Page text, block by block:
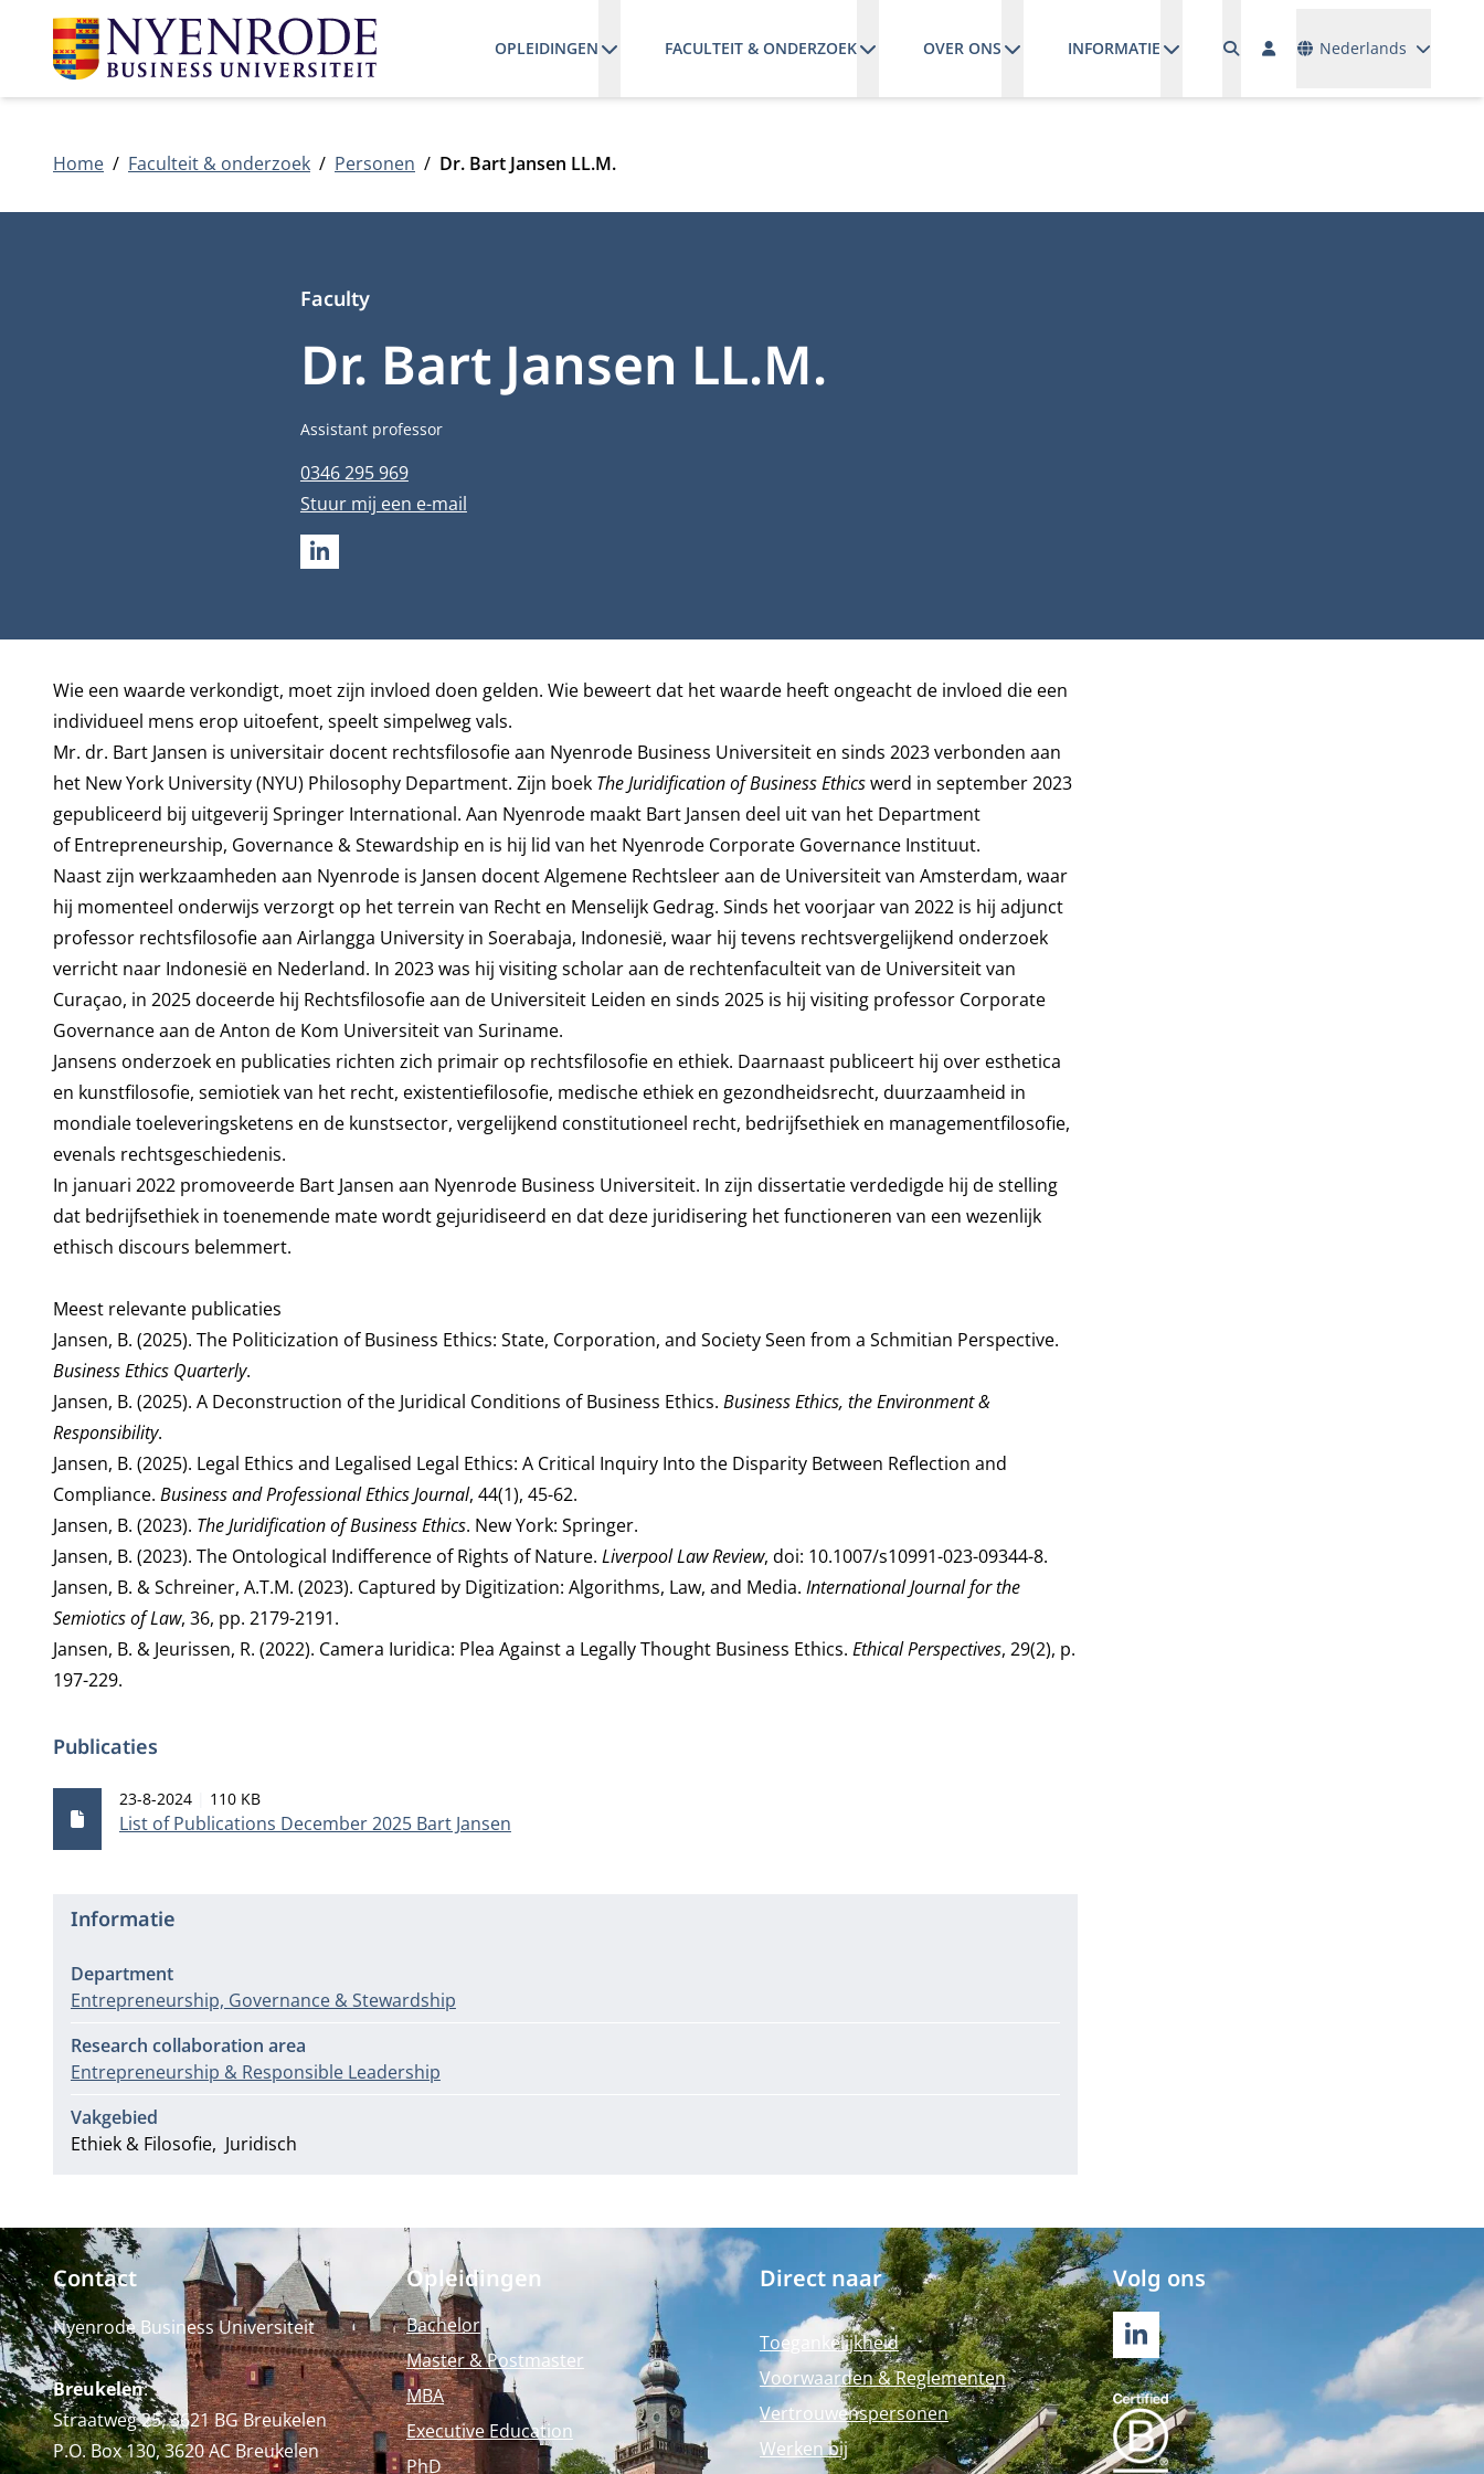
OPLEIDINGEN FACULTEIT & ONDERZOEK OVER ONS INFORMATIE Nederlands
Home Faculteit & onderzoek Personen Dr. Bart Jansen LL.M.
Dr. Bart Jansen LL.M.
Faculty
Functietitel
Assistant professor
Telefoonnummer
0346 295 969
E-mailadres
Stuur mij een e-mail
LINKEDIN
Biografie
Wie een waarde verkondigt, moet zijn invloed doen gelden. Wie beweert dat het waarde heeft ongeacht de invloed die een
individueel mens erop uitoefent, speelt simpelweg vals.
Mr. dr. Bart Jansen is universitair docent rechtsfilosofie aan Nyenrode Business Universiteit en sinds 2023 verbonden aan
het New York University (NYU) Philosophy Department. Zijn boek The Juridification of Business Ethicswerd in september 2023
gepubliceerd bij uitgeverij Springer International. Aan Nyenrode maakt Bart Jansen deel uit van het Department
of Entrepreneurship, Governance & Stewardship en is hij lid van het Nyenrode Corporate Governance Instituut.
Naast zijn werkzaamheden aan Nyenrode is Jansen docent Algemene Rechtsleer aan de Universiteit van Amsterdam, waar
hij momenteel onderwijs verzorgt op het terrein van Recht en Menselijk Gedrag. Sinds het voorjaar van 2022 is hij adjunct
professor rechtsfilosofie aan Airlangga University in Soerabaja, Indonesië, waar hij tevens rechtsvergelijkend onderzoek
verricht naar Indonesië en Nederland. In 2023 was hij visiting scholar aan de rechtenfaculteit van de Universiteit van
Curaçao, in 2025 doceerde hij Rechtsfilosofie aan de Universiteit Leiden en sinds 2025 is hij visiting professor Corporate
Governance aan de Anton de Kom Universiteit van Suriname.
Jansens onderzoek en publicaties richten zich primair op rechtsfilosofie en ethiek. Daarnaast publiceert hij over esthetica
en kunstfilosofie, semiotiek van het recht, existentiefilosofie, medische ethiek en gezondheidsrecht, duurzaamheid in
mondiale toeleveringsketens en de kunstsector, vergelijkend constitutioneel recht, bedrijfsethiek en managementfilosofie,
evenals rechtsgeschiedenis.
In januari 2022 promoveerde Bart Jansen aan Nyenrode Business Universiteit. In zijn dissertatie verdedigde hij de stelling
dat bedrijfsethiek in toenemende mate wordt gejuridiseerd en dat deze juridisering het functioneren van een wezenlijk
ethisch discours belemmert.
Meest relevante publicaties
Jansen, B. (2025). The Politicization of Business Ethics: State, Corporation, and Society Seen from a Schmitian Perspective.
Business Ethics Quarterly.
Jansen, B. (2025). A Deconstruction of the Juridical Conditions of Business Ethics. Business Ethics, the Environment &
Responsibility.
Jansen, B. (2025). Legal Ethics and Legalised Legal Ethics: A Critical Inquiry Into the Disparity Between Reflection and
Compliance. Business and Professional Ethics Journal, 44(1), 45-62.
Jansen, B. (2023). The Juridification of Business Ethics. New York: Springer.
Jansen, B. (2023). The Ontological Indifference of Rights of Nature. Liverpool Law Review, doi: 10.1007/s10991-023-09344-8.
Jansen, B. & Schreiner, A.T.M. (2023). Captured by Digitization: Algorithms, Law, and Media. International Journal for the
Semiotics of Law, 36, pp. 2179-2191.
Jansen, B. & Jeurissen, R. (2022). Camera Iuridica: Plea Against a Legally Thought Business Ethics. Ethical Perspectives, 29(2), p.
197-229.
Publicaties
List of Publications December 2025 Bart Jansen
Publicatiedatum
23-8-2024 Bestandsgrootte
110 KB
Informatie
Department
Entrepreneurship, Governance & Stewardship
Research collaboration area
Entrepreneurship & Responsible Leadership
Vakgebied
Ethiek & Filosofie Juridisch
Contact
Nyenrode Business Universiteit
Breukelen:
Straatweg 25, 3621 BG Breukelen
P.O. Box 130, 3620 AC Breukelen
Opleidingen
Bachelor
Master & Postmaster
MBA
Executive Education
PhD
Direct naar
Toegankelijkheid
Voorwaarden & Reglementen
Vertrouwenspersonen
Werken bij
Volg ons
LINKEDIN